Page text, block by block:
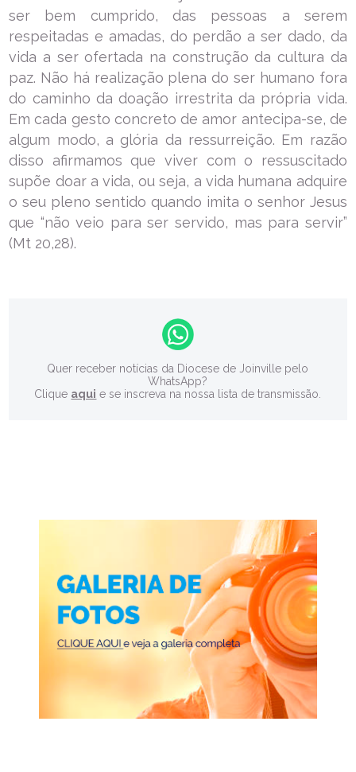
ser bem cumprido, das pessoas a serem
respeitadas e amadas, do perdão a ser dado, da
vida a ser ofertada na construção da cultura da
paz. Não há realização plena do ser humano fora
do caminho da doação irrestrita da própria vida.
Em cada gesto concreto de amor antecipa-se, de
algum modo, a glória da ressurreição. Em razão
disso afirmamos que viver com o ressuscitado
supõe doar a vida, ou seja, a vida humana adquire
o seu pleno sentido quando imita o senhor Jesus
que “não veio para ser servido, mas para servir”
(Mt 20,28).
Quer receber notícias da Diocese de Joinville pelo
WhatsApp?
Clique aqui e se inscreva na nossa lista de transmissão.